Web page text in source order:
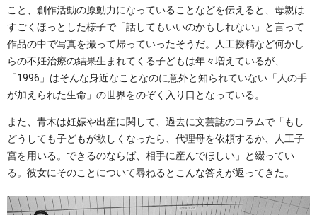
こと、創作活動の原動力になっていることなどを伝えると、母親は
すごくほっとした様子で「話してもいいのかもしれない」と言って
作品の中で写真を撮って帰っていったそうだ。人工授精など何かし
らの不妊治療の結果生まれてくる子どもは年々増えているが、
「1996」はそんな身近なことなのに意外と知られていない「人の手
が加えられた生命」の世界をのぞく入り口となっている。
また、青木は妊娠や出産に関して、過去に文芸誌のコラムで「もし
どうしても子どもが欲しくなったら、代理母を依頼するか、人工子
宮を用いる。できるのならば、相手に産んでほしい」と綴ってい
る。彼女にそのことについて尋ねるとこんな答えが返ってきた。